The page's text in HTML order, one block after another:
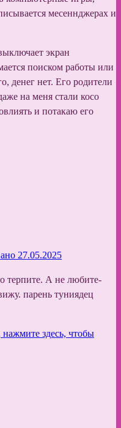
месеннджерах и
экран
поиском работы или
денег нет. Его родители
на меня стали косо
и потакаю его
27.05.2025
терпите. А не любите-
парень туниядец
здесь, чтобы